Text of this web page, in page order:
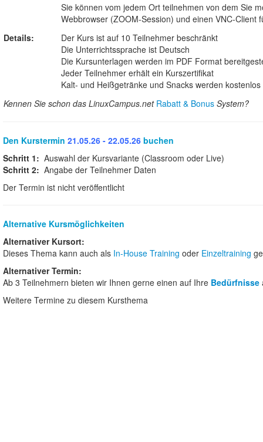
Sie können vom jedem Ort teilnehmen von dem Sie
Webbrowser (ZOOM-Session) und einen VNC-Client
Details:
Der Kurs ist auf 10 Teilnehmer beschränkt
Die Unterrichtssprache ist Deutsch
Die Kursunterlagen werden im PDF Format
Jeder Teilnehmer erhält ein Kurszertifikat
Kalt- und Heißgetränke und Snacks werden
Kennen Sie schon das LinuxCampus.net Rabatt & Bonus System?
Den Kurstermin 21.05.26 - 22.05.26 buchen
Schritt 1: Auswahl der Kursvariante (Classroom oder Live)
Schritt 2: Angabe der Teilnehmer Daten
Der Termin ist nicht veröffentlicht
Alternative Kursmöglichkeiten
Alternativer Kursort:
Dieses Thema kann auch als In-House Training oder Einzeltraining
Alternativer Termin:
Ab 3 Teilnehmern bieten wir Ihnen gerne einen auf Ihre Bedürfnisse
Weitere Termine zu diesem Kursthema